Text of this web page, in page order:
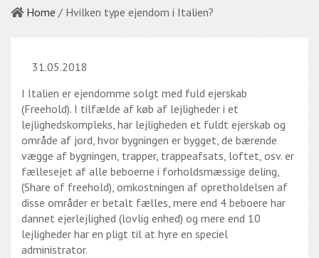
Home / Hvilken type ejendom i Italien?
31.05.2018
I Italien er ejendomme solgt med fuld ejerskab
(Freehold). I tilfælde af køb af lejligheder i et
lejlighedskompleks, har lejligheden et fuldt ejerskab og
område af jord, hvor bygningen er bygget, de bærende
vægge af bygningen, trapper, trappeafsats, loftet, osv. er
fællesejet af alle beboerne i forholdsmæssige deling,
(Share of freehold), omkostningen af opretholdelsen af
disse områder er betalt fælles, mere end 4 beboere har
dannet ejerlejlighed (lovlig enhed) og mere end 10
lejligheder har en pligt til at hyre en speciel
administrator.